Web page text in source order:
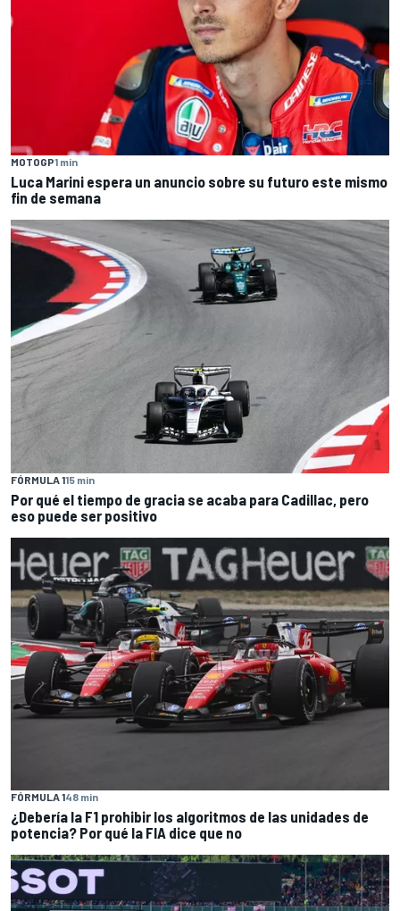
MOTOGP1 min
Luca Marini espera un anuncio sobre su futuro este mismo
fin de semana
FÓRMULA 115 min
Por qué el tiempo de gracia se acaba para Cadillac, pero
eso puede ser positivo
FÓRMULA 148 min
¿Debería la F1 prohibir los algoritmos de las unidades de
potencia? Por qué la FIA dice que no